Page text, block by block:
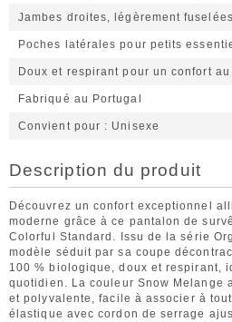
Jambes droites, légèrement fuselées
Poches latérales pour petits
Doux et respirant pour un confort
Fabriqué au Portugal
Convient pour Unisexe
Description du produit
Découvrez un confort exceptionnel
moderne grâce à ce pantalon de
Colorful Standard. Issu de la série
modèle séduit par sa coupe
100 % biologique, doux et respirant,
quotidien. La couleur Snow Melange
et polyvalente, facile à associer à
élastique avec cordon de serrage